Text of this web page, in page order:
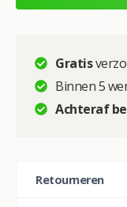
Leeuwenfamilie
welpen
Alice
Gratis
Binnen 5
Achteraf
Retourneren